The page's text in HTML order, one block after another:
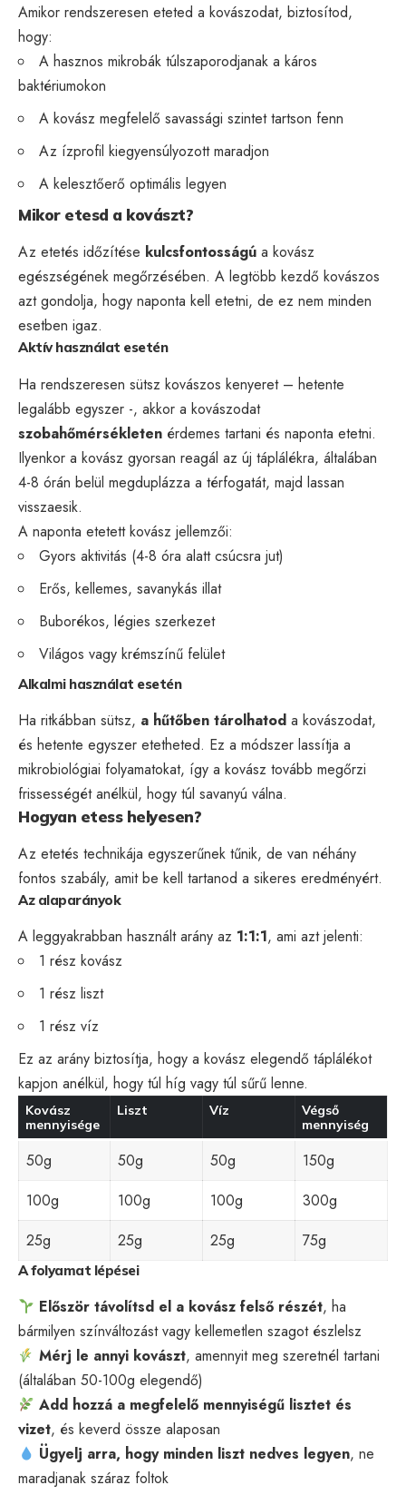
Amikor rendszeresen eteted a kovászodat, biztosítod,
hogy:
A hasznos mikrobák túlszaporodjanak a káros
baktériumokon
A kovász megfelelő savassági szintet tartson fenn
Az ízprofil kiegyensúlyozott maradjon
A kelesztőerő optimális legyen
Mikor etesd a kovászt?
Az etetés időzítése kulcsfontosságú a kovász
egészségének megőrzésében. A legtöbb kezdő kovászos
azt gondolja, hogy naponta kell etetni, de ez nem minden
esetben igaz.
Aktív használat esetén
Ha rendszeresen sütsz kovászos kenyeret – hetente
legalább egyszer -, akkor a kovászodat
szobahőmérsékleten érdemes tartani és naponta etetni.
Ilyenkor a kovász gyorsan reagál az új táplálékra, általában
4-8 órán belül megduplázza a térfogatát, majd lassan
visszaesik.
A naponta etetett kovász jellemzői:
Gyors aktivitás (4-8 óra alatt csúcsra jut)
Erős, kellemes, savanykás illat
Buborékos, légies szerkezet
Világos vagy krémszínű felület
Alkalmi használat esetén
Ha ritkábban sütsz, a hűtőben tárolhatod a kovászodat,
és hetente egyszer etetheted. Ez a módszer lassítja a
mikrobiológiai folyamatokat, így a kovász tovább megőrzi
frissességét anélkül, hogy túl savanyú válna.
Hogyan etess helyesen?
Az etetés technikája egyszerűnek tűnik, de van néhány
fontos szabály, amit be kell tartanod a sikeres eredményért.
Az alaparányok
A leggyakrabban használt arány az 1:1:1, ami azt jelenti:
1 rész kovász
1 rész liszt
1 rész víz
Ez az arány biztosítja, hogy a kovász elegendő táplálékot
kapjon anélkül, hogy túl híg vagy túl sűrű lenne.
Kovász
mennyisége
Liszt Víz
Végső
mennyiség
50g 50g 50g
150g
100g
100g 100g
300g
25g
25g 25g 75g
A folyamat lépései
Először távolítsd el a kovász felső részét, ha
bármilyen színváltozást vagy kellemetlen szagot észlelsz
Mérj le annyi kovászt, amennyit meg szeretnél tartani
(általában 50-100g elegendő)
Add hozzá a megfelelő mennyiségű lisztet és
vizet, és keverd össze alaposan
Ügyelj arra, hogy minden liszt nedves legyen, ne
maradjanak száraz foltok